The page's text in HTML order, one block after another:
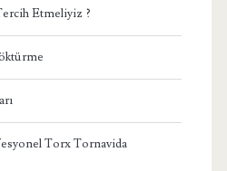
Etmeliyiz ?
Torx Tornavida